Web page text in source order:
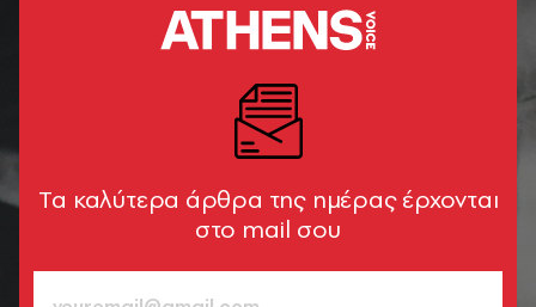
Tα καλύτερα άρθρα της ημέρας έρχονται
στο mail σου